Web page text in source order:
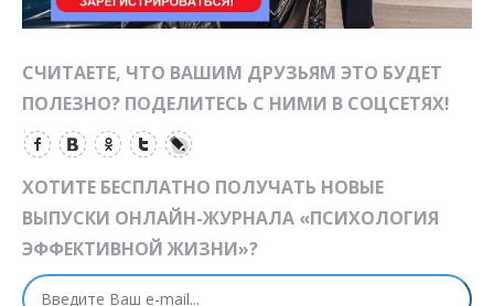
СЧИТАЕТЕ, ЧТО ВАШИМ ДРУЗЬЯМ ЭТО БУДЕТ
ПОЛЕЗНО? ПОДЕЛИТЕСЬ С НИМИ В СОЦСЕТЯХ!
ХОТИТЕ БЕСПЛАТНО ПОЛУЧАТЬ НОВЫЕ
ВЫПУСКИ ОНЛАЙН-ЖУРНАЛА «ПСИХОЛОГИЯ
ЭФФЕКТИВНОЙ ЖИЗНИ»?